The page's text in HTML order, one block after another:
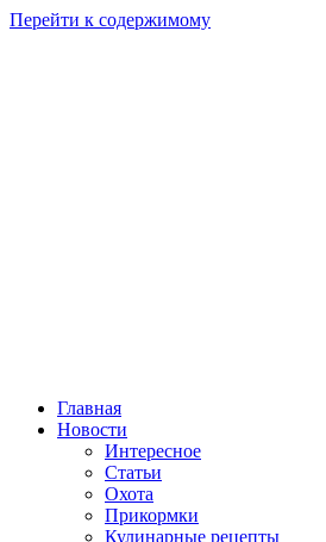
Перейти к содержимому
Главная
Новости
Интересное
Статьи
Охота
Прикормки
Кулинарные рецепты